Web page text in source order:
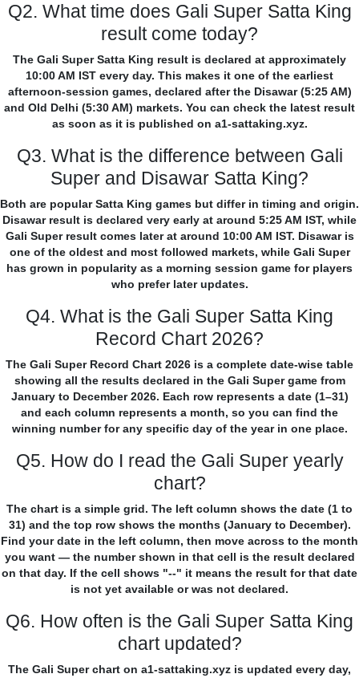
Q2. What time does Gali Super Satta King
result come today?
The Gali Super Satta King result is declared at approximately
10:00 AM IST every day. This makes it one of the earliest
afternoon-session games, declared after the Disawar (5:25 AM)
and Old Delhi (5:30 AM) markets. You can check the latest result
as soon as it is published on a1-sattaking.xyz.
Q3. What is the difference between Gali
Super and Disawar Satta King?
Both are popular Satta King games but differ in timing and origin.
Disawar result is declared very early at around 5:25 AM IST, while
Gali Super result comes later at around 10:00 AM IST. Disawar is
one of the oldest and most followed markets, while Gali Super
has grown in popularity as a morning session game for players
who prefer later updates.
Q4. What is the Gali Super Satta King
Record Chart 2026?
The Gali Super Record Chart 2026 is a complete date-wise table
showing all the results declared in the Gali Super game from
January to December 2026. Each row represents a date (1–31)
and each column represents a month, so you can find the
winning number for any specific day of the year in one place.
Q5. How do I read the Gali Super yearly
chart?
The chart is a simple grid. The left column shows the date (1 to
31) and the top row shows the months (January to December).
Find your date in the left column, then move across to the month
you want — the number shown in that cell is the result declared
on that day. If the cell shows "--" it means the result for that date
is not yet available or was not declared.
Q6. How often is the Gali Super Satta King
chart updated?
The Gali Super chart on a1-sattaking.xyz is updated every day,